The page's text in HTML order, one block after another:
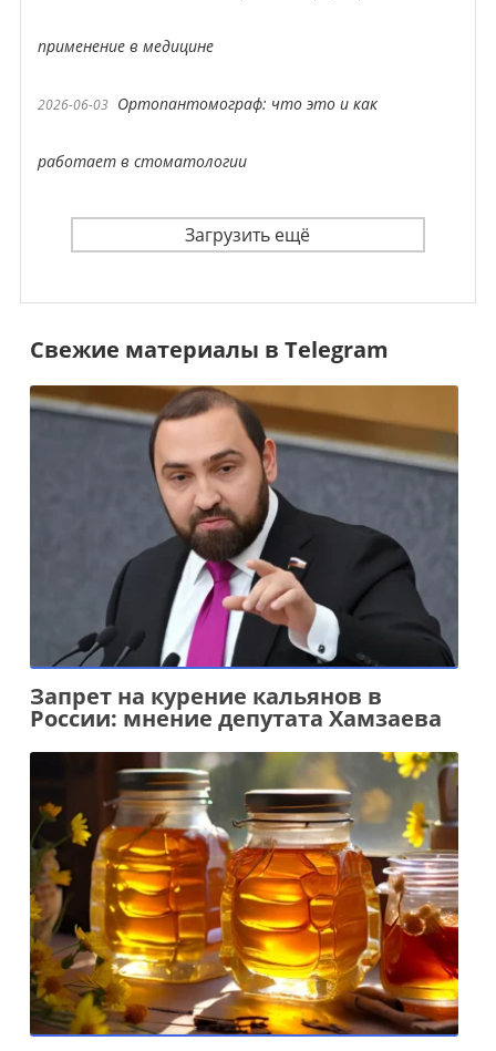
применение в медицине
2026-06-03 Ортопантомограф: что это и как
работает в стоматологии
Загрузить ещё
Свежие материалы в Telegram
Запрет на курение кальянов в
России: мнение депутата Хамзаева